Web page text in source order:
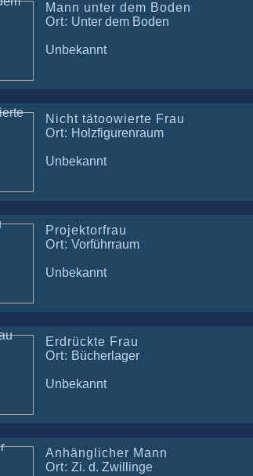
Mann unter dem Boden
Ort: Unter dem Boden
Unbekannt
Nicht tätoowierte Frau
Ort: Holzfigurenraum
Unbekannt
Projektorfrau
Ort: Vorführraum
Unbekannt
Erdrückte Frau
Ort: Bücherlager
Unbekannt
Anhänglicher Mann
Ort: Zi. d. Zwillinge